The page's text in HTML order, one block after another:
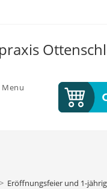
Menu
> Eröffnungsfeier und 1-